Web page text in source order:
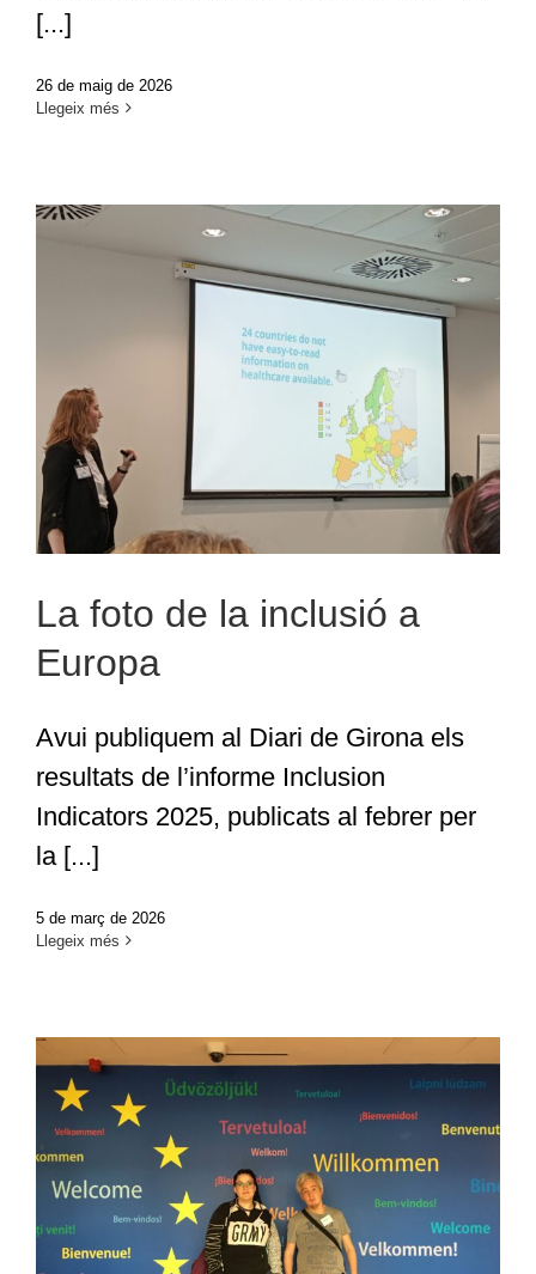
[...]
26 de maig de 2026
Llegeix més
La foto de la inclusió a Europa
La foto de la inclusió a
Europa
Avui publiquem al Diari de Girona els
resultats de l’informe Inclusion
Indicators 2025, publicats al febrer per
la [...]
5 de març de 2026
Llegeix més
Participem en el congrés
d’Inclusion Europe